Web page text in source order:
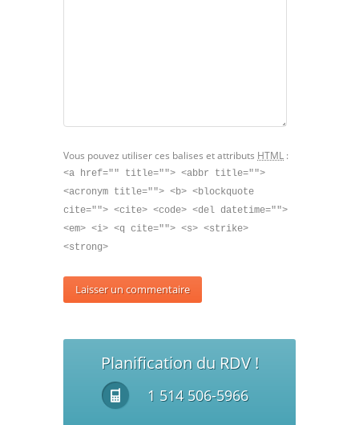
Vous pouvez utiliser ces balises et attributs HTML :
<a href="" title=""> <abbr title="">
<acronym title=""> <b> <blockquote
cite=""> <cite> <code> <del datetime="">
<em> <i> <q cite=""> <s> <strike>
<strong>
Planification du RDV !
1 514 506-5966